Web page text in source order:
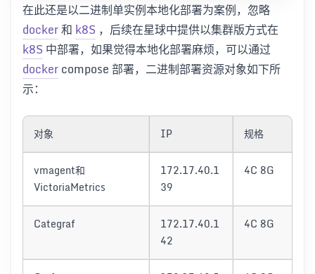
在此还是以二进制单实例本地化部署为案例，忽略
docker和 k8S ，后续在星球中提供以集群版方式在
k8S 中部署，如果觉得本地化部署麻烦，可以通过
dockercompose 部署，二进制部署资源对象如下所
示：
对象 IP 规格
vmagent和
VictoriaMetrics
172.17.40.1
39
4C 8G
Categraf
172.17.40.1
42
4C 8G